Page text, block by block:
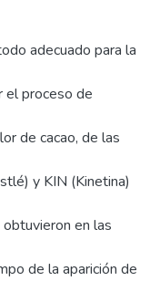
adecuado para la
el proceso de
de cacao, de las
y KIN (Kinetina)
en las
de la aparición de